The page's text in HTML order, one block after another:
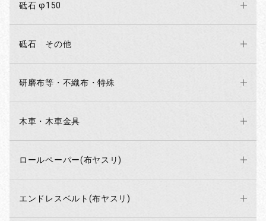
砥石 φ150
砥石 その他
研磨布等・不織布・特殊
木車・木車金具
ロールペーパー(布ヤスリ)
エンドレスベルト(布ヤスリ)